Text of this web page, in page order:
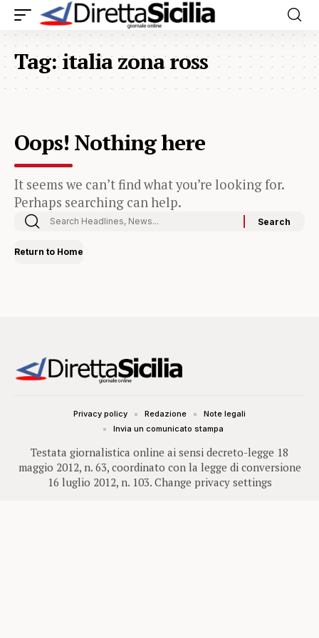
Tag:italia zona ross
Oops! Nothing here
It seems we can’t find what you’re looking for.
Perhaps searching can help.
Return to Home
Testata giornalistica online ai sensi decreto-legge 18
maggio 2012, n. 63, coordinato con la legge di conversione
16 luglio 2012, n. 103. Change privacy settings
Privacy policy Redazione
Note legali
Invia un comunicato stampa